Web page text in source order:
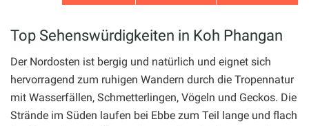
Top Sehenswürdigkeiten in Koh Phangan
Der Nordosten ist bergig und natürlich und eignet sich
hervorragend zum ruhigen Wandern durch die Tropennatur
mit Wasserfällen, Schmetterlingen, Vögeln und Geckos. Die
Strände im Süden laufen bei Ebbe zum Teil lange und flach